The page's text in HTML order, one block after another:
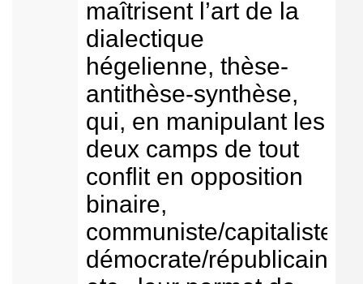
maîtrisent l’art de la
dialectique
hégelienne, thèse-
antithèse-synthèse,
qui, en manipulant les
deux camps de tout
conflit en opposition
binaire,
communiste/capitaliste,
démocrate/républicain,